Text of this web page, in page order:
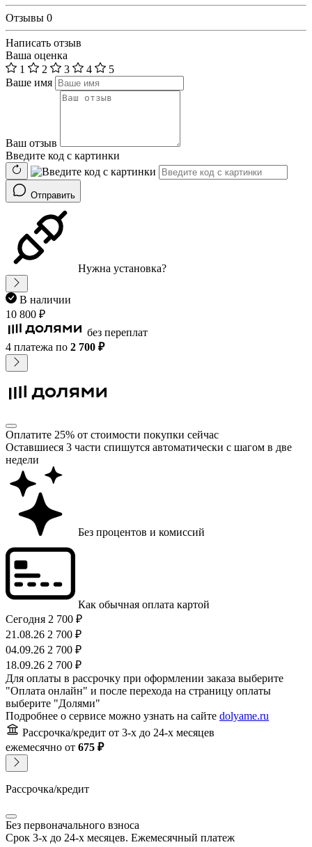
Отзывы 0
Написать отзыв
Ваша оценка
1
2 3 4
5
Ваше имя
Ваш отзыв
Введите код с картинки
Отправить
Нужна установка?
В наличии
10 800 ₽
без переплат
4 платежа по 2 700 ₽
Оплатите 25% от стоимости покупки сейчас
Оставшиеся 3 части спишутся автоматически с шагом в две
недели
Без процентов и комиссий
Как обычная оплата картой
Сегодня 2 700 ₽
21.08.26 2 700 ₽
04.09.26 2 700 ₽
18.09.26 2 700 ₽
Для оплаты в рассрочку при оформлении заказа выберите
"Оплата онлайн" и после перехода на страницу оплаты
выберите "Долями"
Подробнее о сервисе можно узнать на сайте dolyame.ru
Рассрочка/кредит от 3-х до 24-х месяцев
ежемесячно от 675 ₽
Рассрочка/кредит
Без первоначального взноса
Срок 3-х до 24-х месяцев. Ежемесячный платеж